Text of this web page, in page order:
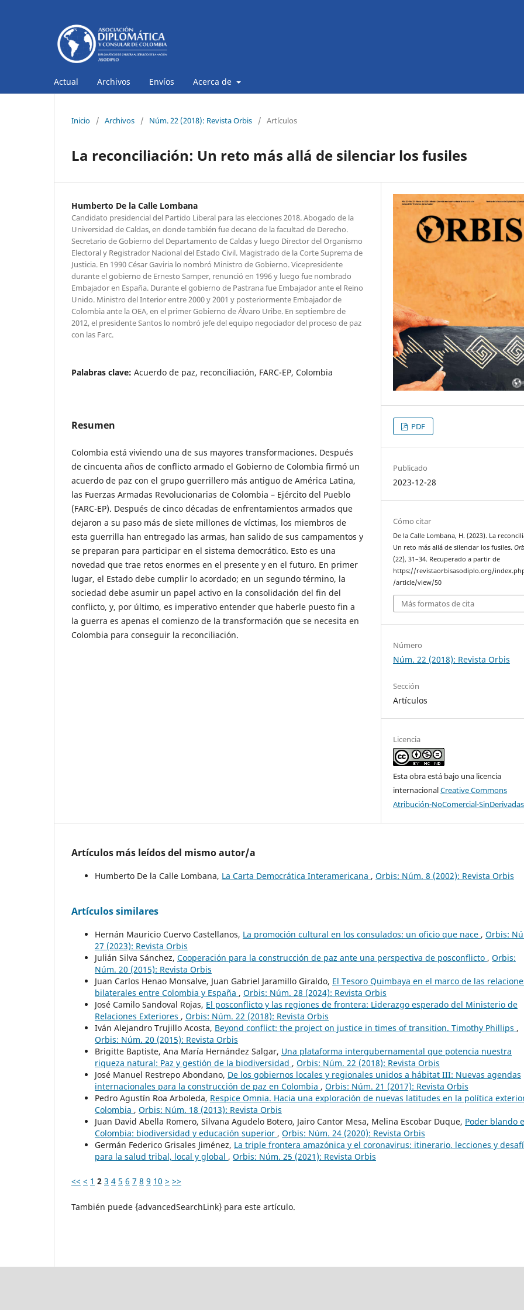
Actual Archivos Envíos Acerca de
Inicio / Archivos / Núm. 22 (2018): Revista Orbis / Artículos
La reconciliación: Un reto más allá de silenciar los fusiles
Humberto De la Calle Lombana
Candidato presidencial del Partido Liberal para las elecciones 2018. Abogado de la
Universidad de Caldas, en donde también fue decano de la facultad de Derecho.
Secretario de Gobierno del Departamento de Caldas y luego Director del Organismo
Electoral y Registrador Nacional del Estado Civil. Magistrado de la Corte Suprema de
Justicia. En 1990 César Gaviria lo nombró Ministro de Gobierno. Vicepresidente
durante el gobierno de Ernesto Samper, renunció en 1996 y luego fue nombrado
Embajador en España. Durante el gobierno de Pastrana fue Embajador ante el Reino
Unido. Ministro del Interior entre 2000 y 2001 y posteriormente Embajador de
Colombia ante la OEA, en el primer Gobierno de Álvaro Uribe. En septiembre de
2012, el presidente Santos lo nombró jefe del equipo negociador del proceso de paz
con las Farc.
Palabras clave: Acuerdo de paz, reconciliación, FARC-EP, Colombia
Resumen
Colombia está viviendo una de sus mayores transformaciones. Después
de cincuenta años de conflicto armado el Gobierno de Colombia firmó un
acuerdo de paz con el grupo guerrillero más antiguo de América Latina,
las Fuerzas Armadas Revolucionarias de Colombia – Ejército del Pueblo
(FARC-EP). Después de cinco décadas de enfrentamientos armados que
dejaron a su paso más de siete millones de víctimas, los miembros de
esta guerrilla han entregado las armas, han salido de sus campamentos y
se preparan para participar en el sistema democrático. Esto es una
novedad que trae retos enormes en el presente y en el futuro. En primer
lugar, el Estado debe cumplir lo acordado; en un segundo término, la
sociedad debe asumir un papel activo en la consolidación del fin del
conflicto, y, por último, es imperativo entender que haberle puesto fin a
la guerra es apenas el comienzo de la transformación que se necesita en
Colombia para conseguir la reconciliación.
PDF
Publicado
2023-12-28
Cómo citar
De la Calle Lombana, H. (2023). La
Un reto más allá de silenciar los fusiles.
(22), 31–34. Recuperado a partir de
https://revistaorbisasodiplo.org/
/article/view/50
Más formatos de cita
Número
Núm. 22 (2018): Revista Orbis
Sección
Artículos
Licencia
Esta obra está bajo una licencia
internacionalCreative Commons
Atribución-NoComercial-
Artículos más leídos del mismo autor/a
Humberto De la Calle Lombana, La Carta Democrática Interamericana , Orbis: Núm. 8 (2002): Revista Orbis
Artículos similares
Hernán Mauricio Cuervo Castellanos, La promoción cultural en los consulados: un oficio que nace , Orbis:
27 (2023): Revista Orbis
Julián Silva Sánchez, Cooperación para la construcción de paz ante una perspectiva de posconflicto , Orbis:
Núm. 20 (2015): Revista Orbis
Juan Carlos Henao Monsalve, Juan Gabriel Jaramillo Giraldo, El Tesoro Quimbaya en el marco de las
bilaterales entre Colombia y España , Orbis: Núm. 28 (2024): Revista Orbis
José Camilo Sandoval Rojas, El posconflicto y las regiones de frontera: Liderazgo esperado del Ministerio de
Relaciones Exteriores , Orbis: Núm. 22 (2018): Revista Orbis
Iván Alejandro Trujillo Acosta, Beyond conflict: the project on justice in times of transition. Timothy Phillips ,
Orbis: Núm. 20 (2015): Revista Orbis
Brigitte Baptiste, Ana María Hernández Salgar, Una plataforma intergubernamental que potencia nuestra
riqueza natural: Paz y gestión de la biodiversidad , Orbis: Núm. 22 (2018): Revista Orbis
José Manuel Restrepo Abondano, De los gobiernos locales y regionales unidos a hábitat III: Nuevas agendas
internacionales para la construcción de paz en Colombia , Orbis: Núm. 21 (2017): Revista Orbis
Pedro Agustín Roa Arboleda, Respice Omnia. Hacia una exploración de nuevas latitudes en la política
Colombia , Orbis: Núm. 18 (2013): Revista Orbis
Juan David Abella Romero, Silvana Agudelo Botero, Jairo Cantor Mesa, Melina Escobar Duque, Poder blando
Colombia: biodiversidad y educación superior , Orbis: Núm. 24 (2020): Revista Orbis
Germán Federico Grisales Jiménez, La triple frontera amazónica y el coronavirus: itinerario, lecciones y
para la salud tribal, local y global , Orbis: Núm. 25 (2021): Revista Orbis
<< < 1 2 3 4 5 6 7 8 9 10 > >>
También puede {advancedSearchLink} para este artículo.